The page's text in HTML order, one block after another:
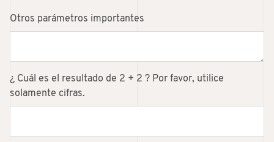
Otros parámetros importantes
¿ Cuál es el resultado de 2 + 2 ? Por favor, utilice
solamente cifras.